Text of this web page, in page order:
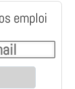
emploi